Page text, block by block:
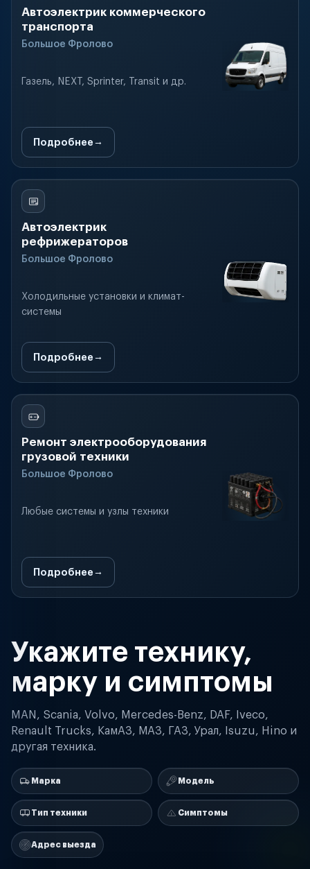
Автоэлектрик коммерческого
транспорта
Большое Фролово
Газель, NEXT, Sprinter, Transit и др.
Подробнее
Автоэлектрик
рефрижераторов
Большое Фролово
Холодильные установки и климат-
системы
Подробнее
Ремонт электрооборудования
грузовой техники
Большое Фролово
Любые системы и узлы техники
Подробнее
Укажите технику,
марку и симптомы
MAN, Scania, Volvo, Mercedes-Benz, DAF, Iveco,
Renault Trucks, КамАЗ, МАЗ, ГАЗ, Урал, Isuzu, Hino и
другая техника.
Марка Модель
Тип техники Симптомы
Адрес выезда